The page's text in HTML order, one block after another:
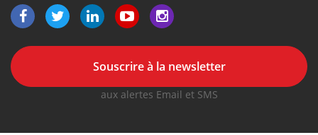
Souscrire à la newsletter
aux alertes Email et SMS